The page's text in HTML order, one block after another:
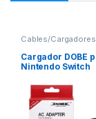
Cables/Cargadores
Cargador DOBE
Nintendo Switch